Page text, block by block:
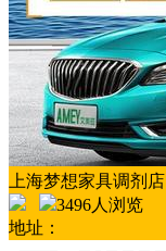
上海梦想家具调剂店
3496人浏览
地址：